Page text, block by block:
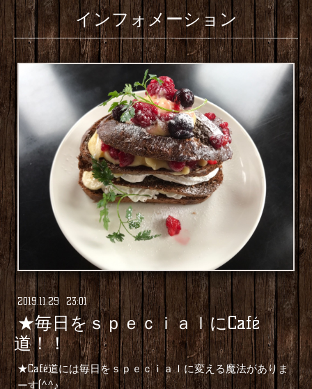
インフォメーション
2019.11.29 23:01
★毎日をｓｐｅｃｉａｌにCafé
道！！
★Café道には毎日をｓｐｅｃｉａｌに変える魔法がありま
ーす(^^♪